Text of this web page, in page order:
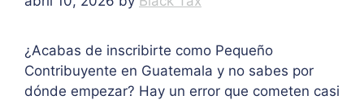
¿Acabas de inscribirte como Pequeño
Contribuyente en Guatemala y no sabes por
dónde empezar? Hay un error que cometen casi